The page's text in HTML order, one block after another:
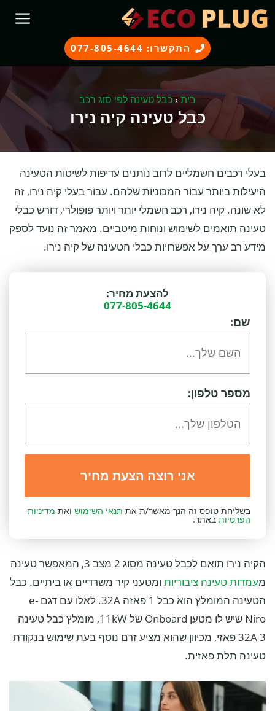
לדלג
לתוכן
התקשרו: 077-805-4644
בית›כבל טעינה לפי סוג רכב
כבל טעינה קיה נירו
בעלי רכבים חשמליים לרוב נותנים עדיפות לשיטות הטעינה
היעילות ביותר עבור המכוניות שלהם. עבור בעלי קיה נירו, זה
לא שונה. קיה נירו, רכב חשמלי יותר ויותר פופולרי, דורש כבלי
טעינה תואמים לשימוש ונוחות מיטביים. מאמר זה נועד לספק
מידע רב ערך על אפשרויות כבלי הטעינה של קיה נירו.
להצעת מחיר:
077-805-4644
שם:
מספר טלפון:
בשליחת טופס זה הנך מאשר/ת את תנאי השימוש ואת מדיניות
הפרטיות באתר.
הקיה נירו תואם לכבל טעינה מסוג 2 מצב 3, המאפשר טעינה
מעמדות טעינה ציבוריות ומטעני קיר משרדיים או ביתיים. כבל
הטעינה המומלץ הוא כבל 1 פאזה 32A. לאלו עם דגם e-
Niro שיש לו מטען Onboard של 11kW, מומלץ כבל טעינה
32A 3 פאזי, מכיוון שהוא מציע זרם נוסף בעת שימוש בנקודת
טעינה תלת פאזית.